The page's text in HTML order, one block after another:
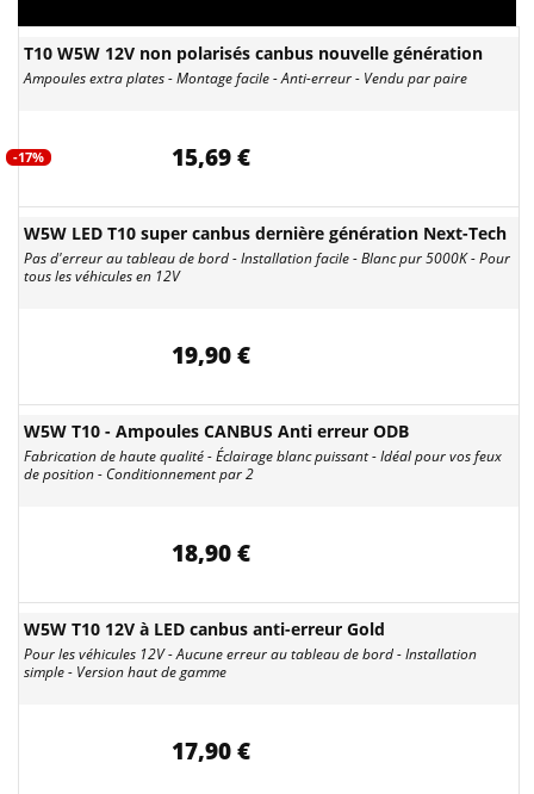
T10 W5W 12V non polarisés canbus nouvelle génération
Ampoules extra plates - Montage facile - Anti-erreur - Vendu par paire
-17% 15,69 €
W5W LED T10 super canbus dernière génération Next-Tech
Pas d'erreur au tableau de bord - Installation facile - Blanc pur 5000K - Pour
tous les véhicules en 12V
19,90 €
W5W T10 - Ampoules CANBUS Anti erreur ODB
Fabrication de haute qualité - Éclairage blanc puissant - Idéal pour vos feux
de position - Conditionnement par 2
18,90 €
W5W T10 12V à LED canbus anti-erreur Gold
Pour les véhicules 12V - Aucune erreur au tableau de bord - Installation
simple - Version haut de gamme
17,90 €